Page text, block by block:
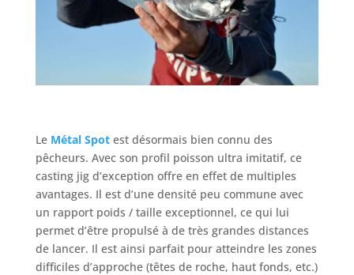
Le Métal Spotest désormais bien connu des
pêcheurs. Avec son profil poisson ultra imitatif, ce
casting jig d’exception offre en effet de multiples
avantages. Il est d’une densité peu commune avec
un rapport poids / taille exceptionnel, ce qui lui
permet d’être propulsé à de très grandes distances
de lancer. Il est ainsi parfait pour atteindre les zones
difficiles d’approche (têtes de roche, haut fonds, etc.)